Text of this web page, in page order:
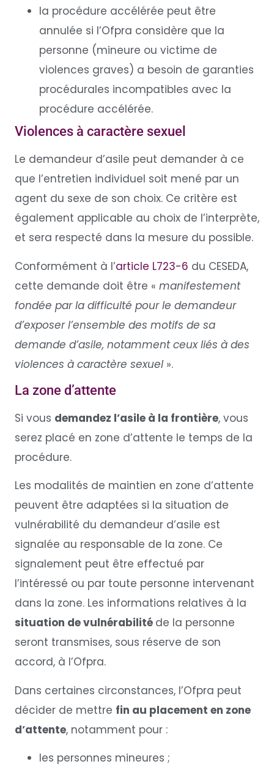
la procédure accélérée peut être
annulée si l’Ofpra considère que la
personne (mineure ou victime de
violences graves) a besoin de garanties
procédurales incompatibles avec la
procédure accélérée.
Violences à caractère sexuel
Le demandeur d’asile peut demander à ce
que l’entretien individuel soit mené par un
agent du sexe de son choix. Ce critère est
également applicable au choix de l’interprète,
et sera respecté dans la mesure du possible.
Conformément à l’article L723-6 du CESEDA,
cette demande doit être « manifestement
fondée par la difficulté pour le demandeur
d’exposer l’ensemble des motifs de sa
demande d’asile, notamment ceux liés à des
violences à caractère sexuel ».
La zone d’attente
Si vous demandez l’asile à la frontière, vous
serez placé en zone d’attente le temps de la
procédure.
Les modalités de maintien en zone d’attente
peuvent être adaptées si la situation de
vulnérabilité du demandeur d’asile est
signalée au responsable de la zone. Ce
signalement peut être effectué par
l’intéressé ou par toute personne intervenant
dans la zone. Les informations relatives à la
situation de vulnérabilité de la personne
seront transmises, sous réserve de son
accord, à l’Ofpra.
Dans certaines circonstances, l’Ofpra peut
décider de mettre fin au placement en zone
d’attente, notamment pour :
les personnes mineures ;